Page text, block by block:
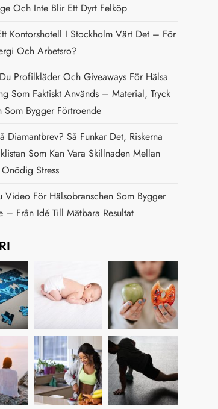
Och Inte Blir Ett Dyrt Felköp
Kontorshotell I Stockholm Värt Det – För
Och Arbetsro?
Profilkläder Och Giveaways För Hälsa
Som Faktiskt Används – Material, Tryck
Som Bygger Förtroende
Diamantbrev? Så Funkar Det, Riskerna
Som Kan Vara Skillnaden Mellan
Stress
Video För Hälsobranschen Som Bygger
– Från Idé Till Mätbara Resultat